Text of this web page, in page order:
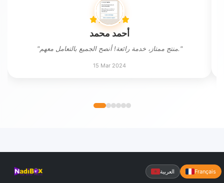
أحمد محمد
"منتج ممتاز، خدمة رائعة! أنصح الجميع بالتعامل معهم."
15 Mar 2024
العربية Français